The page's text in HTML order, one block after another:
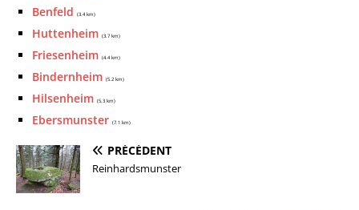
Benfeld (3.4 km)
Huttenheim (3.7 km)
Friesenheim (4.4 km)
Bindernheim (5.2 km)
Hilsenheim (5.3 km)
Ebersmunster (7.1 km)
PRÉCÉDENT
Reinhardsmunster